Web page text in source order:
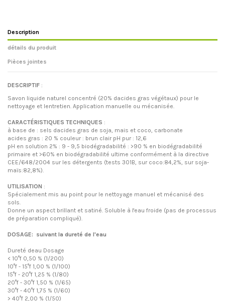
Description
détails du produit
Pièces jointes
DESCRIPTIF :
Savon liquide naturel concentré (20% dacides gras végétaux) pour le
nettoyage et lentretien. Application manuelle ou mécanisée.
CARACTÉRISTIQUES TECHNIQUES :
à base de : sels dacides gras de soja, mais et coco, carbonate
acides gras : 20 % couleur : brun clair pH pur : 12,6
pH en solution 2% : 9 - 9,5 biodégradabilité : >90 % en biodégradabilité
primaire et >60% en biodégradabilité ultime conformément à la directive
CEE/648/2004 sur les détergents (tests 301B, sur coco:84,2%, sur soja-
maïs:82,8%).
UTILISATION :
Spécialement mis au point pour le nettoyage manuel et mécanisé des
sols.
Donne un aspect brillant et satiné. Soluble à l'eau froide (pas de processus
de préparation compliqué).
DOSAGE: suivant la dureté de l'eau
Dureté deau Dosage
< 10°f 0,50 % (1/200)
10°f - 15°f 1,00 % (1/100)
15°f - 20°f 1,25 % (1/80)
20°f - 30°f 1,50 % (1/65)
30°f - 40°f 1,75 % (1/60)
> 40°f 2,00 % (1/50)